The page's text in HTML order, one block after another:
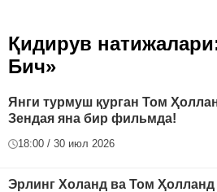
Қидирув
Бич»
Янги турмуш қурган Том
Зендая яна бир фильмда!
18:00 / 30 июл 2026
Эрлинг Холанд ва Том Ҳолланд